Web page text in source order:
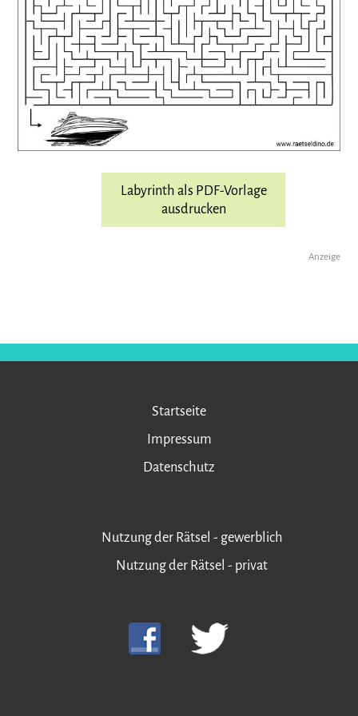
Labyrinth als PDF-Vorlage
ausdrucken
Anzeige
Startseite
Impressum
Datenschutz
Nutzung der Rätsel - gewerblich
Nutzung der Rätsel - privat